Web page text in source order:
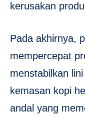
kerusakan
Pada akhirnya,
mempercepat
menstabilkan
kemasan kopi
andal yang